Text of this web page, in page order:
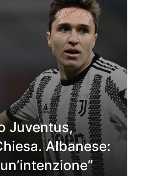
Juventus,
Albanese: